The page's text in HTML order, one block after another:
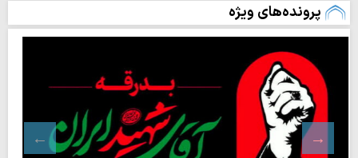
پرونده‌های ویژه